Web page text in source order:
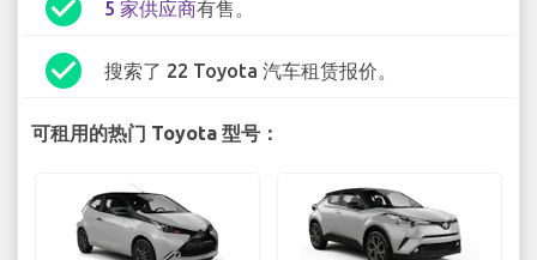
5 家供应商有售。
check_circle 搜索了 22 Toyota 汽车租赁报价。
可租用的热门 Toyota 型号：